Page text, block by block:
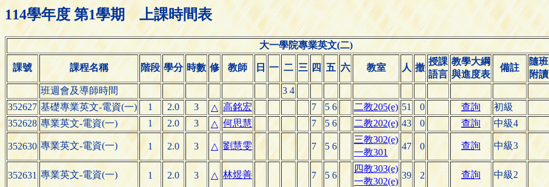
114學年度 第1學期 上課時間表
大一學院專業英文(二)
課號 課程名稱 階段 學分 時數 修 教師 日 一 二 三 四 五 六 教室 人 撤
授課
語言
教學大綱
與進度表
備註
隨班
附讀
班週會及導師時間
3 4
352627 基礎專業英文-電資(一) 1 2.0 3 △ 高銘宏 7 5 6 二教205(e) 51 0 查詢
初級
352628 專業英文-電資(一) 1 2.0 3 △ 何思慧 7 5 6 二教202(e) 43 0 查詢 中級4
352630 專業英文-電資(一) 1 2.0 3 △ 劉慧雯 7 5 6
三教302(e)
一教301
47 0 查詢 中級3
352631 專業英文-電資(一) 1 2.0 3 △ 林煜善 7 5 6
四教303(e)
一教302(e)
39 2 查詢 中級2